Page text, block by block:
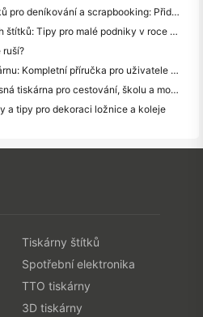
Nejlepší barevný výrobce štítků pro deníkování a scrapbooking: Přidat více barev na každou stránku
Ruční psaní vs. tisk dopravních štítků: Tipy pro malé podniky v roce 2026
ruší?
Jak si vybrat kapesní fototiskárnu: Kompletní příručka pro uživatele deníků, cestování a iPhone
Nejlepší bezinkoustová přenosná tiskárna pro cestování, školu a mobilní práci: Hanin MT620 Pro Review
a tipy pro dekoraci ložnice a koleje
Tiskárny štítků
Spotřební elektronika
TTO tiskárny
3D tiskárny